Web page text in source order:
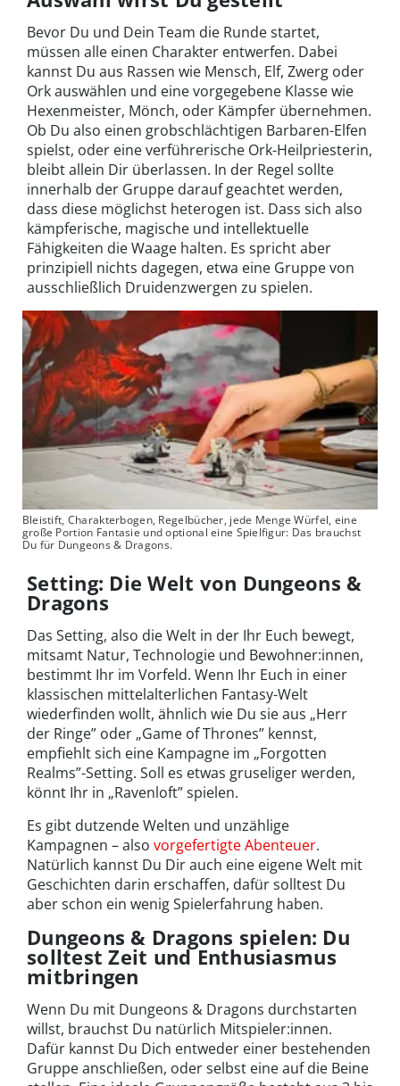
Bevor Du und Dein Team die Runde startet,
müssen alle einen Charakter entwerfen. Dabei
kannst Du aus Rassen wie Mensch, Elf, Zwerg oder
Ork auswählen und eine vorgegebene Klasse wie
Hexenmeister, Mönch, oder Kämpfer übernehmen.
Ob Du also einen grobschlächtigen Barbaren-Elfen
spielst, oder eine verführerische Ork-Heilpriesterin,
bleibt allein Dir überlassen. In der Regel sollte
innerhalb der Gruppe darauf geachtet werden,
dass diese möglichst heterogen ist. Dass sich also
kämpferische, magische und intellektuelle
Fähigkeiten die Waage halten. Es spricht aber
prinzipiell nichts dagegen, etwa eine Gruppe von
ausschließlich Druidenzwergen zu spielen.
Bleistift, Charakterbogen, Regelbücher, jede Menge Würfel, eine
große Portion Fantasie und optional eine Spielfigur: Das brauchst
Du für Dungeons & Dragons.
Setting: Die Welt von Dungeons &
Dragons
Das Setting, also die Welt in der Ihr Euch bewegt,
mitsamt Natur, Technologie und Bewohner:innen,
bestimmt Ihr im Vorfeld. Wenn Ihr Euch in einer
klassischen mittelalterlichen Fantasy-Welt
wiederfinden wollt, ähnlich wie Du sie aus „Herr
der Ringe” oder „Game of Thrones” kennst,
empfiehlt sich eine Kampagne im „Forgotten
Realms”-Setting. Soll es etwas gruseliger werden,
könnt Ihr in „Ravenloft” spielen.
Es gibt dutzende Welten und unzählige
Kampagnen – also vorgefertigte Abenteuer.
Natürlich kannst Du Dir auch eine eigene Welt mit
Geschichten darin erschaffen, dafür solltest Du
aber schon ein wenig Spielerfahrung haben.
Dungeons & Dragons spielen: Du
solltest Zeit und Enthusiasmus
mitbringen
Wenn Du mit Dungeons & Dragons durchstarten
willst, brauchst Du natürlich Mitspieler:innen.
Dafür kannst Du Dich entweder einer bestehenden
Gruppe anschließen, oder selbst eine auf die Beine